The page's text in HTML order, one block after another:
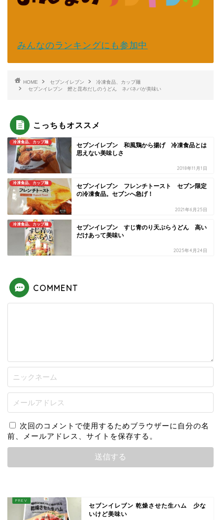
みんなのランキングにも参加中
HOME セブンイレブン
冷凍食品、カップ麺
セブンイレブン 鰹と昆布だしのうどん ネバネバが美味い
こっちもオススメ
冷凍食品、カップ麺
セブンイレブン 和風鶏から揚げ 冷凍食品とは
思えない美味しさ
2018年11月1日
冷凍食品、カップ麺
セブンイレブン フレンチトースト セブン限定
の冷凍食品。セブンへ急げ！
2021年6月25日
冷凍食品、カップ麺
セブンイレブン すじ青のり天ぷらうどん 高い
だけあって美味い
2025年4月24日
COMMENT
次回のコメントで使用するためブラウザーに自分の名
前、メールアドレス、サイトを保存する。
セブンイレブン 乾燥させた生ハム 少な
いけど美味い